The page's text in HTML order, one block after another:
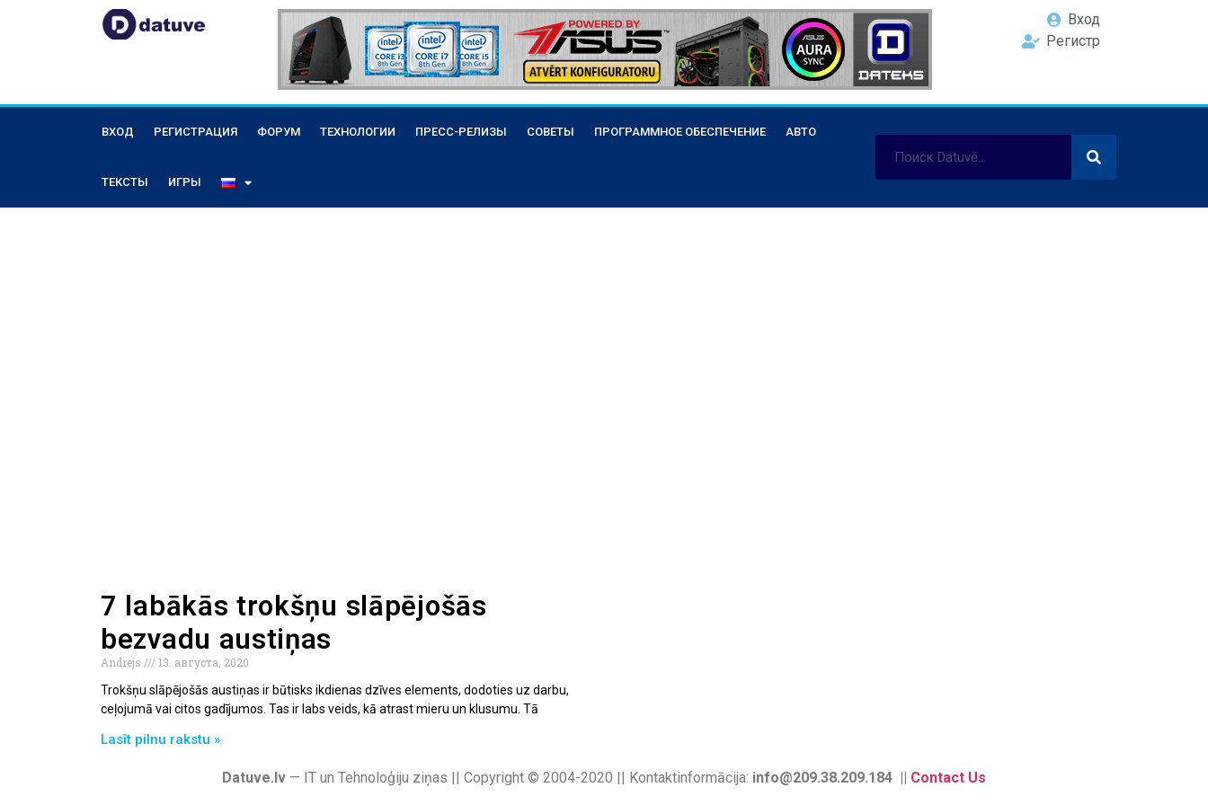
Вход
Регистр
ВХОД РЕГИСТРАЦИЯ ФОРУМ ТЕХНОЛОГИИ ПРЕСС-РЕЛИЗЫ СОВЕТЫ ПРОГРАММНОЕ ОБЕСПЕЧЕНИЕ АВТО
ТЕКСТЫ ИГРЫ
7 labākās trokšņu slāpējošās
bezvadu austiņas
Andrejs
13. августа, 2020
Trokšņu slāpējošās austiņas ir būtisks ikdienas dzīves elements, dodoties uz darbu,
ceļojumā vai citos gadījumos. Tas ir labs veids, kā atrast mieru un klusumu. Tā
Lasīt pilnu rakstu »
Datuve.lv — IT un Tehnoloģiju ziņas || Copyright © 2004-2020 || Kontaktinformācija: info@209.38.209.184 || Contact Us